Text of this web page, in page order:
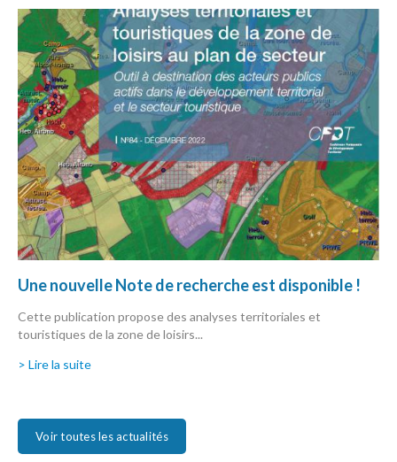
Une nouvelle Note de recherche est disponible !
Cette publication propose des analyses territoriales et
touristiques de la zone de loisirs...
> Lire la suite
Voir toutes les actualités